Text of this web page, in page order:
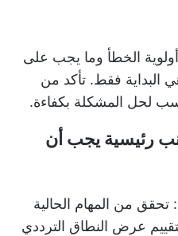
الخطأ وما يجب على
البداية فقط. تأكد من
لحل المشكلة بكفاءة.
رئيسية يجب أن
: تحقق من المهام الحالية
عرض النطاق الترددي